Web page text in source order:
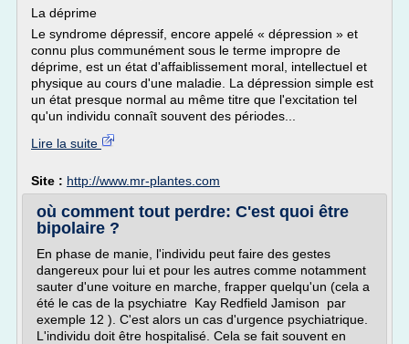
La déprime
Le syndrome dépressif, encore appelé « dépression » et
connu plus communément sous le terme impropre de
déprime, est un état d'affaiblissement moral, intellectuel et
physique au cours d'une maladie. La dépression simple est
un état presque normal au même titre que l'excitation tel
qu'un individu connaît souvent des périodes...
Lire la suite
Site : http://www.mr-plantes.com
où comment tout perdre: C'est quoi être
bipolaire ?
En phase de manie, l'individu peut faire des gestes
dangereux pour lui et pour les autres comme notamment
sauter d'une voiture en marche, frapper quelqu'un (cela a
été le cas de la psychiatre Kay Redfield Jamison par
exemple 12 ). C'est alors un cas d'urgence psychiatrique.
L'individu doit être hospitalisé. Cela se fait souvent en